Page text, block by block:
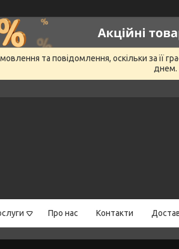
та повідомлення, оскільки за її
днем.
Про нас Контакти